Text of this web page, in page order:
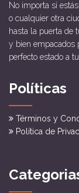
No importa si
o cualquier otra
hasta la puerta de
y bien empacados
perfecto estado a
Políticas
Términos y
Política de